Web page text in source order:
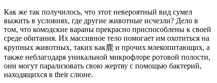
Как же так получилось, что этот невероятный вид сумел
выжить в условиях, где другие животные исчезли? Дело в
том, что комодские вараны прекрасно приспособлены к своей
среде обитания. Их массивное тело помогает им охотиться на
крупных животных, таких как鹿 и прочих млекопитающих, а
также неблагодаря уникальной микрофлоре ротовой полости,
они могут парализовать свою жертву с помощью бактерий,
находящихся в their слюне.